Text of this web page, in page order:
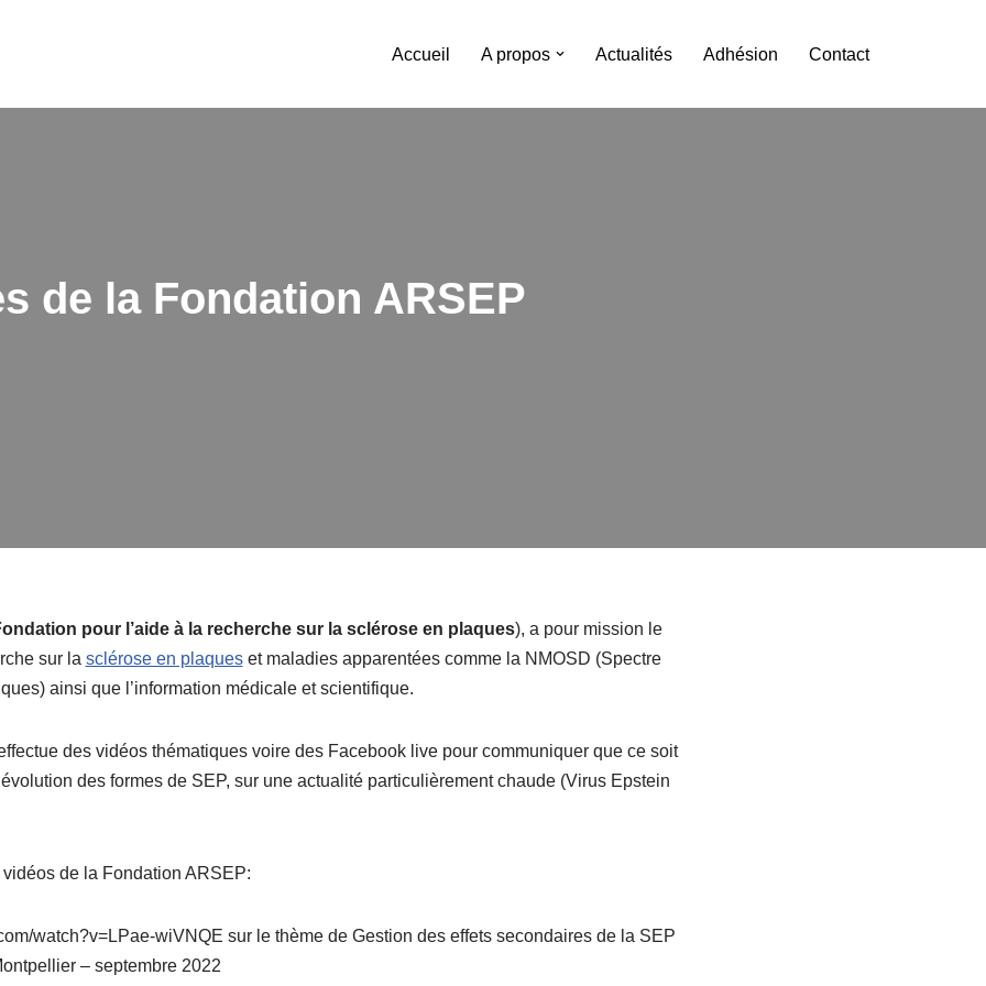
Accueil A propos Actualités Adhésion Contact
de la Fondation ARSEP
pour l’aide à la recherche sur la sclérose en plaques), a pour mission le
sur la sclérose en plaqueset maladies apparentées comme la NMOSD (Spectre
ainsi que l’information médicale et scientifique.
des vidéos thématiques voire des Facebook live pour communiquer que ce soit
des formes de SEP, sur une actualité particulièrement chaude (Virus Epstein
de la Fondation ARSEP:
watch?v=LPae-wiVNQE sur le thème de Gestion des effets secondaires de la SEP
– septembre 2022